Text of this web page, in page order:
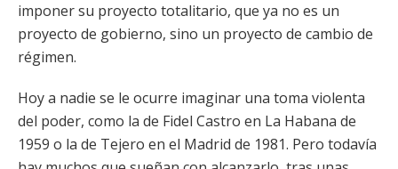
imponer su proyecto totalitario, que ya no es un
proyecto de gobierno, sino un proyecto de cambio de
régimen.
Hoy a nadie se le ocurre imaginar una toma violenta
del poder, como la de Fidel Castro en La Habana de
1959 o la de Tejero en el Madrid de 1981. Pero todavía